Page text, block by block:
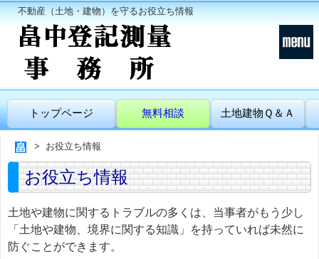
不動産（土地・建物）を守るお役立ち情報
トップページ 無料相談 土地建物Ｑ＆Ａ
お役立ち情報
お役立ち情報
土地や建物に関するトラブルの多くは、当事者がもう少し
「土地や建物、境界に関する知識」を持っていれば未然に
防ぐことができます。